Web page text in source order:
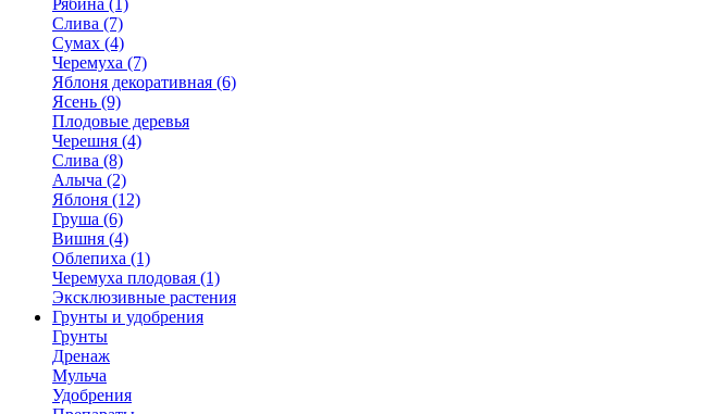
Рябина (1)
Слива (7)
Сумах (4)
Черемуха (7)
Яблоня декоративная (6)
Ясень (9)
Плодовые деревья
Черешня (4)
Слива (8)
Алыча (2)
Яблоня (12)
Груша (6)
Вишня (4)
Облепиха (1)
Черемуха плодовая (1)
Эксклюзивные растения
Грунты и удобрения
Грунты
Дренаж
Мульча
Удобрения